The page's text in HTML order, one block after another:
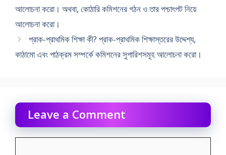
আলােচনা করাে। অথবা, কোঠারি কমিশনের গঠন ও তার পশ্চাৎপট নিয়ে
আলােচনা করাে।
প্রাক-প্রাথমিক শিক্ষা কী? প্রাক-প্রাথমিক শিক্ষাস্তরের উদ্দেশ্য,
কাঠামাে এবং পাঠক্রম সম্পর্কে কমিশনের সুপারিশসমূহ আলোচনা করো।
Leave a Comment